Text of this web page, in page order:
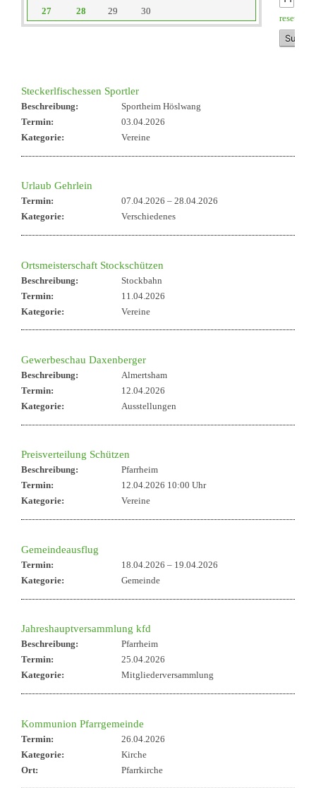
27
28 29 30
reset
Steckerlfischessen Sportler
Beschreibung:
Sportheim Höslwang
Termin:
03.04.2026
Kategorie:
Vereine
Urlaub Gehrlein
Termin: 07.04.2026 – 28.04.2026
Kategorie:
Verschiedenes
Ortsmeisterschaft Stockschützen
Beschreibung:
Stockbahn
Termin:
11.04.2026
Kategorie:
Vereine
Gewerbeschau Daxenberger
Beschreibung:
Almertsham
Termin:
12.04.2026
Kategorie:
Ausstellungen
Preisverteilung Schützen
Beschreibung:
Pfarrheim
Termin:
12.04.2026 10:00 Uhr
Kategorie:
Vereine
Gemeindeausflug
Termin: 18.04.2026 – 19.04.2026
Kategorie:
Gemeinde
Jahreshauptversammlung kfd
Beschreibung:
Pfarrheim
Termin:
25.04.2026
Kategorie:
Mitgliederversammlung
Kommunion Pfarrgemeinde
Termin:
26.04.2026
Kategorie:
Kirche
Ort:
Pfarrkirche